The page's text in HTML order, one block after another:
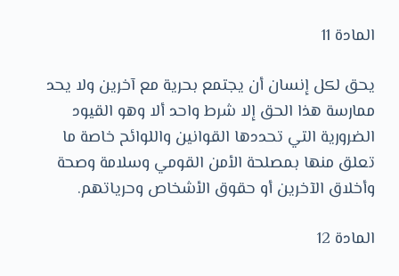
المادة 11
يحق لكل إنسان أن يجتمع بحرية مع آخرين ولا يحد
ممارسة هذا الحق إلا شرط واحد ألا وهو القيود
الضرورية التي تحددها القوانين واللوائح خاصة ما
تعلق منها بمصلحة الأمن القومي وسلامة وصحة
وأخلاق الآخرين أو حقوق الأشخاص وحرياتهم.
المادة 12